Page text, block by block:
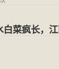
http://
白菜疯长，